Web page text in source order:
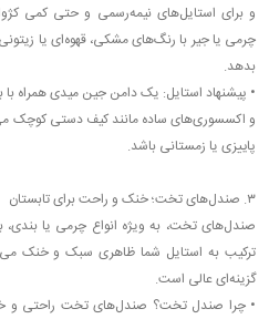
و برای استایل‌های نیمه‌رسمی و حتی کمی
چرمی یا جیر با رنگ‌های مشکی، قهوه‌ای یا
بدهد.
• پیشنهاد استایل: یک دامن جین میدی همراه
و اکسسوری‌های ساده مانند کیف دستی کوچک
پاییزی یا زمستانی باشد.
۳. صندل‌های تخت؛ خنک و راحت برای تابستان
صندل‌های تخت، به ویژه انواع چرمی یا بندی،
ترکیب به استایل شما ظاهری سبک و خنک
گزینه‌ای عالی است.
• چرا صندل تخت؟ صندل‌های تخت راحتی و